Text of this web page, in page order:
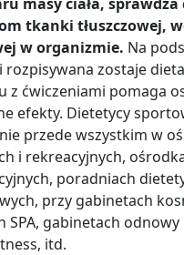
tkanki tłuszczowej,
w organizmie. Na
rozpisywana zostaje
z ćwiczeniami pomaga
efekty. Dietetycy
przede wszystkim w
i rekreacyjnych,
poradniach
przy gabinetach
SPA, gabinetach
itd.